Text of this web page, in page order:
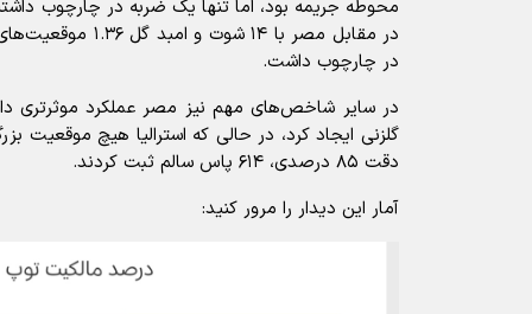
در چارچوب داشت.
در سایر شاخص‌های مهم نیز مصر عملکرد موثرتری
گلزنی ایجاد کرد، در حالی که استرالیا هیچ
دقت ۸۵ درصدی، ۶۱۴ پاس سالم ثبت کردند.
آمار این دیدار را مرور کنید: